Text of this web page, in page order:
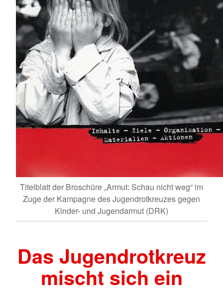
Titelblatt der Broschüre „Armut: Schau nicht weg“ im
Zuge der Kampagne des Jugendrotkreuzes gegen
Kinder- und Jugendarmut (DRK)
Das Jugendrotkreuz
mischt sich ein